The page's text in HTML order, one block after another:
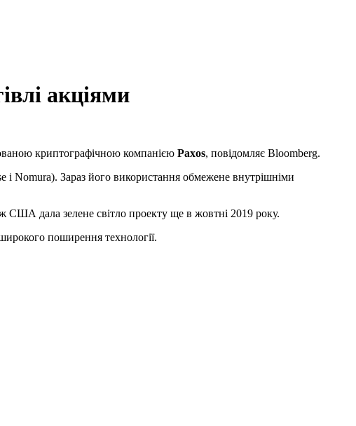
акціями
криптографічною компанією Paxos, повідомляє Bloomberg.
і Nomura). Зараз його використання обмежене внутрішніми
США дала зелене світло проекту ще в жовтні 2019 року.
поширення технології.